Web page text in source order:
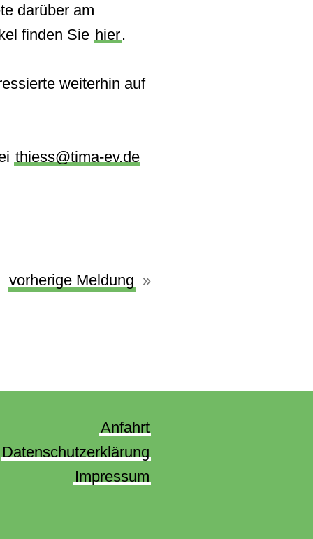
darüber am
finden Sie hier.
weiterhin auf
thiess@tima-ev.de
vorherige Meldung
Anfahrt
Datenschutzerklärung
Impressum